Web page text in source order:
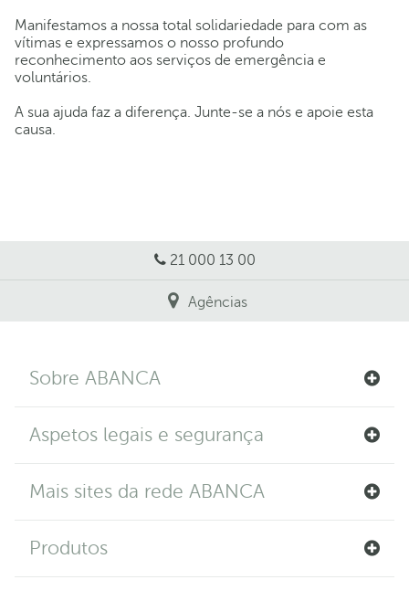
Manifestamos a nossa total solidariedade para com as
vítimas e expressamos o nosso profundo
reconhecimento aos serviços de emergência e
voluntários.
A sua ajuda faz a diferença. Junte-se a nós e apoie esta
causa.
21 000 13 00
Agências
Sobre ABANCA
Aspetos legais e segurança
Mais sites da rede ABANCA
Produtos